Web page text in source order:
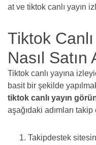
at ve tiktok canlı yayın
Tiktok
Nasıl Satın
Tiktok canlı yayına
basit bir şekilde
tiktok canlı yayın
aşağıdaki adımları
Takipdestek